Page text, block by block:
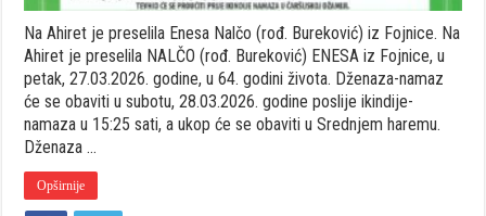
Na Ahiret je preselila Enesa Nalčo (rođ. Bureković) iz Fojnice. Na
Ahiret je preselila NALČO (rođ. Bureković) ENESA iz Fojnice, u
petak, 27.03.2026. godine, u 64. godini života. Dženaza-namaz
će se obaviti u subotu, 28.03.2026. godine poslije ikindije-
namaza u 15:25 sati, a ukop će se obaviti u Srednjem haremu.
Dženaza …
Opširnije